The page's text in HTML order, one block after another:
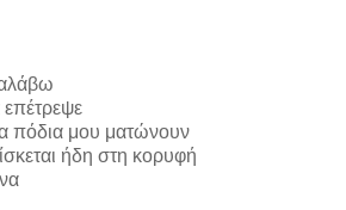
πόδια μου ματώνουν
ήδη στη κορυφή